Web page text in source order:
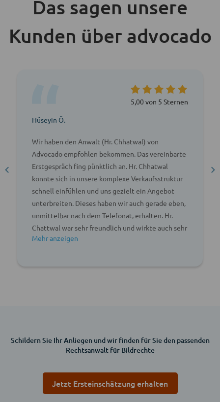
Das sagen unsere
Kunden über advocado
5,00 von 5 Sternen
Hüseyin Ö.
Wir haben den Anwalt (Hr. Chhatwal) von
Advocado empfohlen bekommen. Das vereinbarte
Erstgespräch fing pünktlich an. Hr. Chhatwal
konnte sich in unsere komplexe Verkaufsstruktur
schnell einfühlen und uns gezielt ein Angebot
unterbreiten. Dieses haben wir auch gerade eben,
unmittelbar nach dem Telefonat, erhalten. Hr.
Chattwal war sehr freundlich und wirkte auch sehr
kompetent.
Schildern Sie Ihr Anliegen und wir finden für Sie den passenden
Rechtsanwalt für Bildrechte
Jetzt Ersteinschätzung erhalten